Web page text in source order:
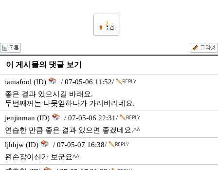
2
이 게시물의 댓글 보기
iamafool (ID)
/ 07-05-06 11:52/
좋은 결과 있으시길 바래요.
두번째꺼는 나뭇잎하나가 가려버리네요.
jenjinman (ID)
/ 07-05-06 22:31/
연습한 만큼 좋은 결과 있으면 좋겠네요.^^
ljhhjw (ID)
/ 07-05-07 16:38/
왼손잡이신가 보군요^^